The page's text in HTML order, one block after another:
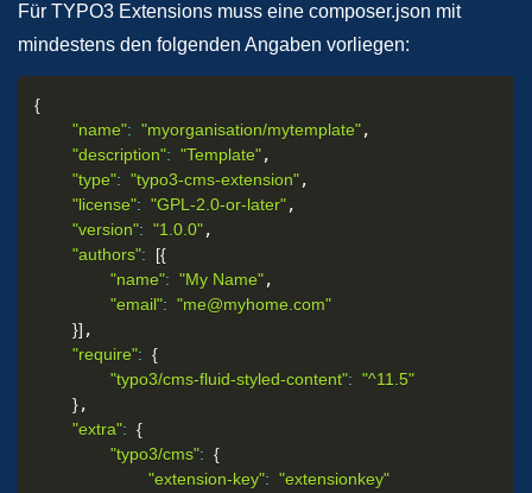
Für TYPO3 Extensions muss eine composer.json mit
mindestens den folgenden Angaben vorliegen:
{
"name": "myorganisation/mytemplate",
"description": "Template",
"type": "typo3-cms-extension",
"license": "GPL-2.0-or-later",
"version": "1.0.0",
"authors": [{
"name": "My Name",
"email": "me@myhome.com"
}] ,
"require": {
"typo3/cms-fluid-styled-content": "^11.5"
},
"extra": {
"typo3/cms": {
"extension-key": "extensionkey"